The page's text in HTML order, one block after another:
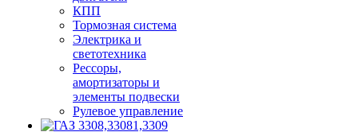
КПП
Тормозная система
Электрика и
светотехника
Рессоры,
амортизаторы и
элементы подвески
Рулевое управление